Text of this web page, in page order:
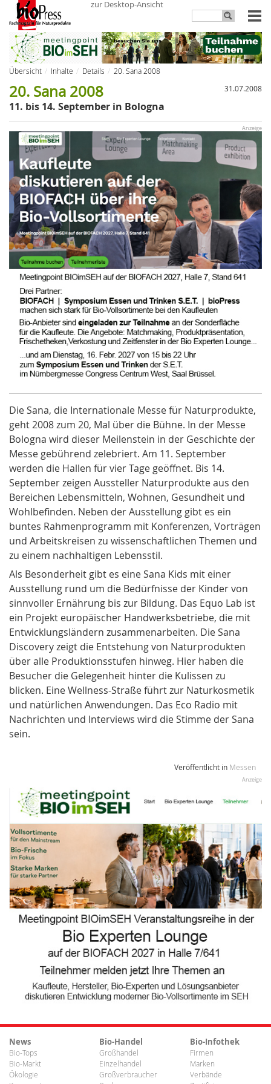
zur Desktop-Ansicht
Übersicht Inhalte Details
20. Sana 2008
31.07.2008
20. Sana 2008
11. bis 14. September in Bologna
Anzeige
DieSana, die Internationale Messe für Naturprodukte,
geht 2008 zum 20, Mal über die Bühne. In der Messe
Bologna wird dieser Meilenstein in der Geschichte der
Messe gebührend zelebriert. Am 11. September
werden die Hallen für vier Tage geöffnet. Bis 14.
September zeigen Aussteller Naturprodukte aus den
Bereichen Lebensmitteln, Wohnen, Gesundheit und
Wohlbefinden. Neben der Ausstellung gibt es ein
buntes Rahmenprogramm mit Konferenzen, Vorträgen
und Arbeitskreisen zu wissenschaftlichen Themen und
zu einem nachhaltigen Lebensstil.
Als Besonderheit gibt es eine Sana Kids mit einer
Ausstellung rund um die Bedürfnisse der Kinder von
sinnvoller Ernährung bis zur Bildung. Das Equo Lab ist
ein Projekt europäischer Handwerksbetriebe, die mit
Entwicklungsländern zusammenarbeiten. Die Sana
Discovery zeigt die Entstehung von Naturprodukten
über alle Produktionsstufen hinweg. Hier haben die
Besucher die Gelegenheit hinter die Kulissen zu
blicken. Eine Wellness-Straße führt zur Naturkosmetik
und natürlichen Anwendungen. Das Eco Radio mit
Nachrichten und Interviews wird die Stimme der Sana
sein.
Veröffentlicht in Messen
Anzeige
News
Bio-Tops
Bio-Markt
Ökologie
Bio-Handel
Großhandel
Einzelhandel
Großverbraucher
Bio-Infothek
Firmen
Marken
Verbände